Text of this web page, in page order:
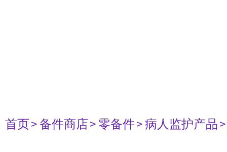
首页> 备件商店> 零备件> 病人监护产品